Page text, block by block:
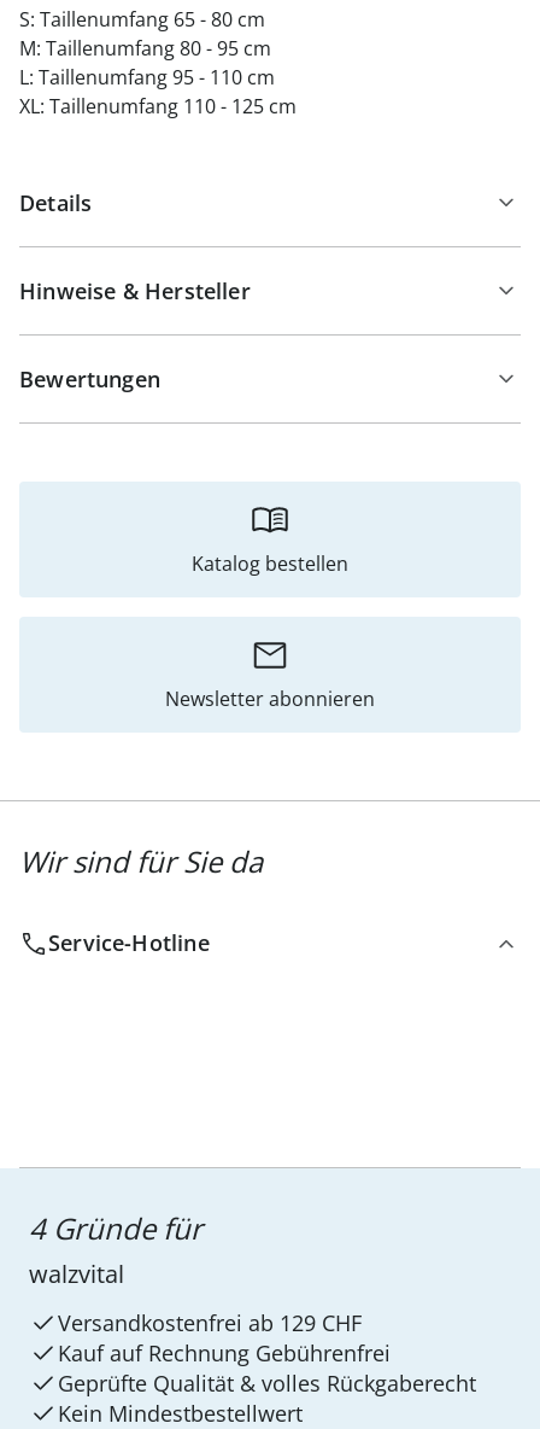
S: Taillenumfang 65 - 80 cm
M: Taillenumfang 80 - 95 cm
L: Taillenumfang 95 - 110 cm
XL: Taillenumfang 110 - 125 cm
Details
Hinweise & Hersteller
Bewertungen
Katalog bestellen
Newsletter abonnieren
Wir sind für Sie da
Service-Hotline
4 Gründe für
walzvital
Versandkostenfrei ab 129 CHF
Kauf auf Rechnung Gebührenfrei
Geprüfte Qualität & volles Rückgaberecht
Kein Mindest­bestellwert